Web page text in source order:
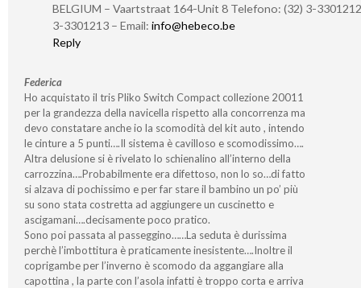
BELGIUM – Vaartstraat 164-Unit 8 Telefono: (32) 3-3301212
3-3301213 – Email: info@hebeco.be
Reply
Federica
Ho acquistato il tris Pliko Switch Compact collezione 20011
per la grandezza della navicella rispetto alla concorrenza ma
devo constatare anche io la scomodità del kit auto , intendo
le cinture a 5 punti….Il sistema è cavilloso e scomodissimo….
Altra delusione si è rivelato lo schienalino all’interno della
carrozzina….Probabilmente era difettoso, non lo so…di fatto
si alzava di pochissimo e per far stare il bambino un po’ più
su sono stata costretta ad aggiungere un cuscinetto e
ascigamani….decisamente poco pratico.
Sono poi passata al passeggino……La seduta è durissima
perchè l’imbottitura è praticamente inesistente….Inoltre il
coprigambe per l’inverno è scomodo da aggangiare alla
capottina , la parte con l’asola infatti è troppo corta e arriva